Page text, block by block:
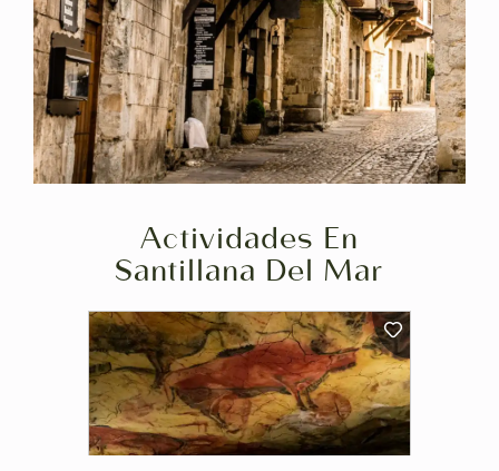
Actividades En
Santillana Del Mar